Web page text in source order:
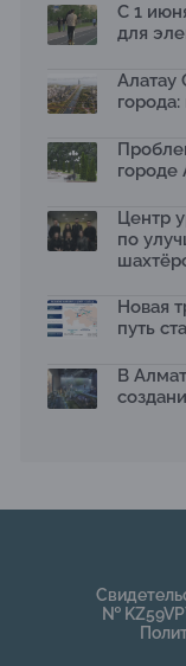
С 1
для
Алатау
городе
Центр
по
Новая
путь
В
№